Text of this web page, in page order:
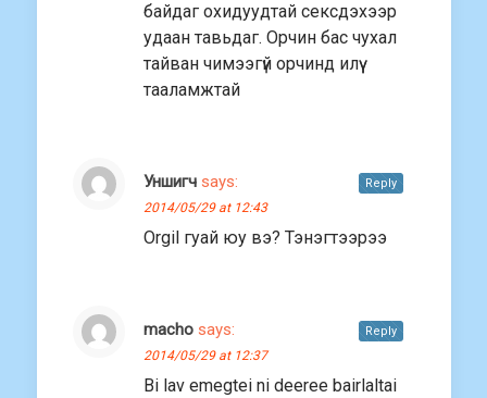
байдаг охидуудтай сексдэхээр
удаан тавьдаг. Орчин бас чухал
тайван чимээгүй орчинд илүү
тааламжтай
Уншигч says:
2014/05/29 at 12:43
Orgil гуай юу вэ? Тэнэгтээрээ
Reply
macho says:
2014/05/29 at 12:37
Bi lav emegtei ni deeree bairlaltai
Reply